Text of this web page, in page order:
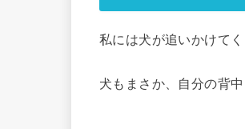
私には犬が追いかけて
犬もまさか、自分の背